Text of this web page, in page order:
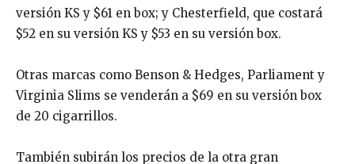
versión KS y $61 en box; y Chesterfield, que costará
$52 en su versión KS y $53 en su versión box.
Otras marcas como Benson & Hedges, Parliament y
Virginia Slims se venderán a $69 en su versión box
de 20 cigarrillos.
También subirán los precios de la otra gran